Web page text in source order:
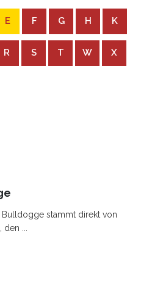
E F G H K
R S T W X
stammt direkt von
...